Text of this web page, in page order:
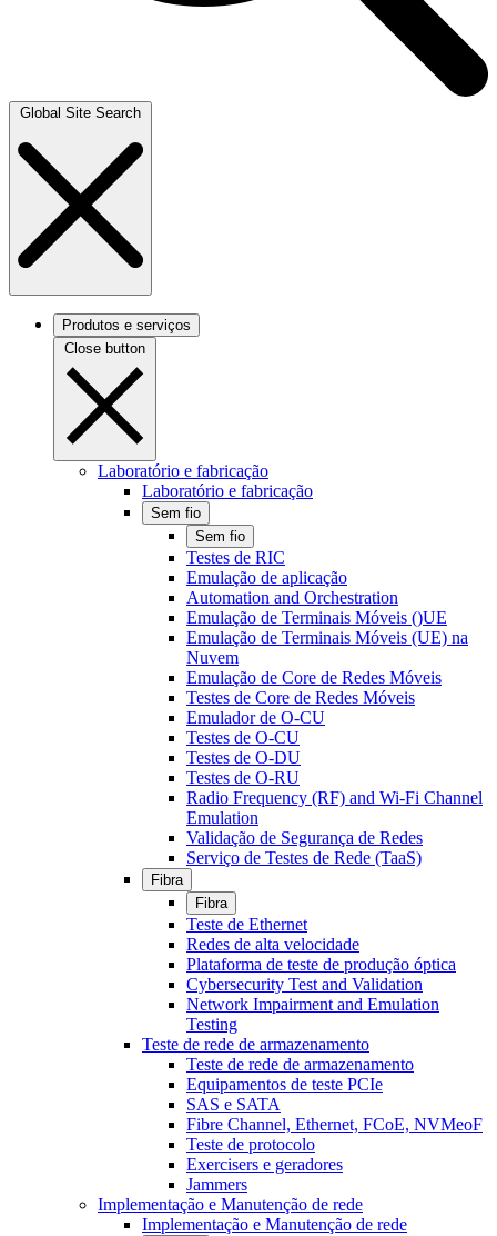
Global Site Search
Produtos e serviços
Close button
Laboratório e fabricação
Laboratório e fabricação
Sem fio
Sem fio
Testes de RIC
Emulação de aplicação
Automation and Orchestration
Emulação de Terminais Móveis ()UE
Emulação de Terminais Móveis (UE) na
Nuvem
Emulação de Core de Redes Móveis
Testes de Core de Redes Móveis
Emulador de O-CU
Testes de O-CU
Testes de O-DU
Testes de O-RU
Radio Frequency (RF) and Wi-Fi Channel
Emulation
Validação de Segurança de Redes
Serviço de Testes de Rede (TaaS)
Fibra
Fibra
Teste de Ethernet
Redes de alta velocidade
Plataforma de teste de produção óptica
Cybersecurity Test and Validation
Network Impairment and Emulation
Testing
Teste de rede de armazenamento
Teste de rede de armazenamento
Equipamentos de teste PCIe
SAS e SATA
Fibre Channel, Ethernet, FCoE, NVMeoF
Teste de protocolo
Exercisers e geradores
Jammers
Implementação e Manutenção de rede
Implementação e Manutenção de rede